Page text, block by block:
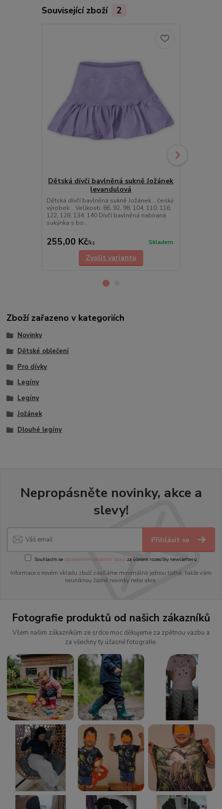
Související zboží 2
Dětská dívčí bavlněná sukně Jožánek
levandulová
Dětská dívčí bavlněná sukně Jožánek ...český
výrobek... Velikosti: 86, 92, 98, 104, 110, 116,
122, 128, 134, 140 Dívčí bavlněná nabíraná
sukýnka s bo...
255,00 Kč/ks Skladem
Zvolit variantu
Zboží zařazeno v kategoriích
Novinky
Dětské oblečení
Pro dívky
Legíny
Legíny
Jožánek
Dlouhé legíny
Nepropásněte novinky, akce a
slevy!
Přihlásit se
Souhlasím se zpracováním osobních údajůza účelem rozesílky newsletteru.
Informace o novém vkladu zboží zasíláme minimálně jednou týdně, takže vám
neuniknou žádné novinky nebo akce.
Fotografie produktů od našich zákazníků
Všem našim zákazníkům ze srdce moc děkujeme za zpětnou vazbu a
za všechny ty úžasné fotografie.